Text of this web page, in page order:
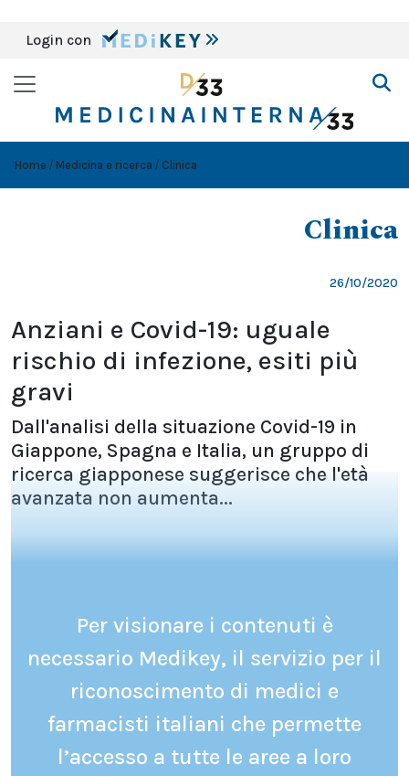
Login con
Home Medicina e ricerca Clinica
Clinica
26/10/2020
Anziani e Covid-19: uguale
rischio di infezione, esiti più
gravi
Dall'analisi della situazione Covid-19 in
Giappone, Spagna e Italia, un gruppo di
ricerca giapponese suggerisce che l'età
avanzata non aumenta...
Per visionare i contenuti è
necessario Medikey, il servizio per il
riconoscimento di medici e
farmacisti italiani che permette
l’accesso a tutte le aree a loro